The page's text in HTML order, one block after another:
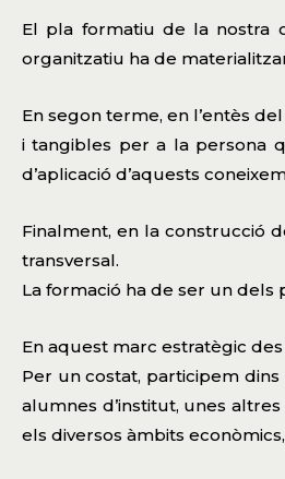
El pla formatiu de la nostra
organitzatiu ha de
En segon terme, en l’entès
i tangibles per a la persona
d’aplicació d’aquests
Finalment, en la construcció
transversal.
La formació ha de ser un dels
En aquest marc estratègic des
Per un costat, participem dins
alumnes d’institut, unes
els diversos àmbits